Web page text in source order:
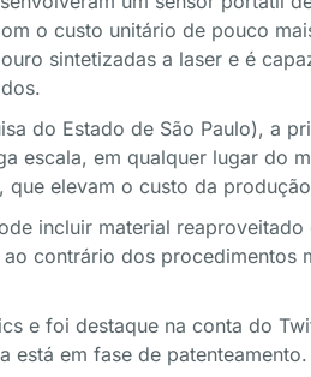
o custo unitário de pouco
sintetizadas a laser e é
do Estado de São Paulo), a
escala, em qualquer lugar do
que elevam o custo da
incluir material reaproveitado
contrário dos procedimentos
e foi destaque na conta do
está em fase de patenteamento.